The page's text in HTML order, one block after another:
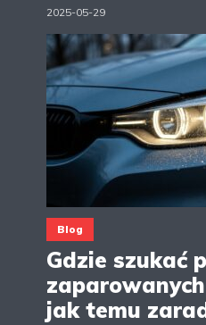
2025-05-29
Blog
Gdzie szukać
jak temu